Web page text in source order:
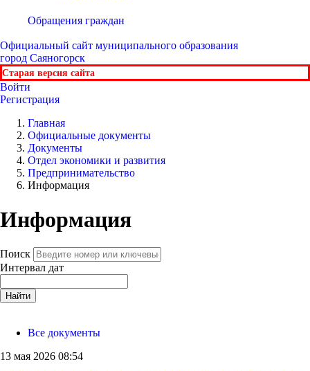
Обращения граждан
Официальный сайт муниципального образования
город Саяногорск
Старая версия сайта
Войти
Регистрация
Главная
Официальные документы
Документы
Отдел экономики и развития
Предпринимательство
Информация
Информация
Поиск
Интервал дат
Найти
Все документы
13 мая 2026 08:54